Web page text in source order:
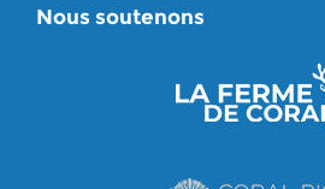
Nous soutenons